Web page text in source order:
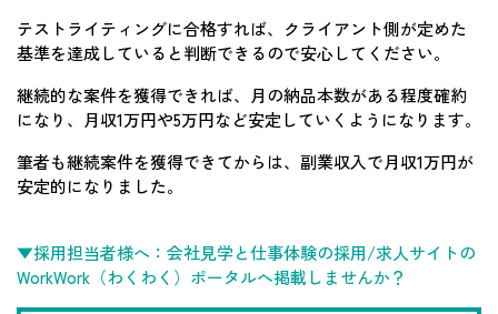
テストライティングに合格すれば、クライアント側が定めた
基準を達成していると判断できるので安心してください。
継続的な案件を獲得できれば、月の納品本数がある程度確約
になり、月収1万円や5万円など安定していくようになります。
筆者も継続案件を獲得できてからは、副業収入で月収1万円が
安定的になりました。
▼採用担当者様へ：会社見学と仕事体験の採用/求人サイトの
WorkWork（わくわく）ポータルへ掲載しませんか？